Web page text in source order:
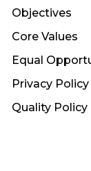
Objectives
Core Values
Equal
Privacy Policy
Quality Policy